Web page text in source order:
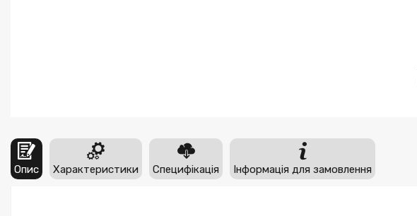
Опис Характеристики Специфікація Інформація для замовлення